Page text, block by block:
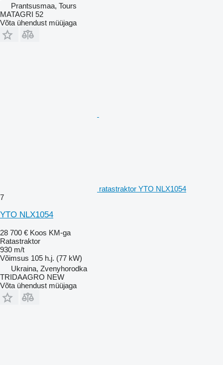
Prantsusmaa, Tours
MATAGRI 52
Võta ühendust müüjaga
ratastraktor YTO NLX1054
7
YTO NLX1054
28 700 € Koos KM-ga
Ratastraktor
930 m/t
Võimsus 105 h.j. (77 kW)
Ukraina, Zvenyhorodka
TRIDAAGRO NEW
Võta ühendust müüjaga